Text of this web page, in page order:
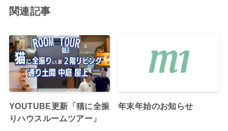
関連記事
YOUTUBE更新「猫に全振
りハウスルームツアー」
年末年始のお知らせ